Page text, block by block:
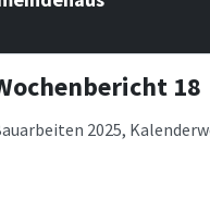
18
2025,